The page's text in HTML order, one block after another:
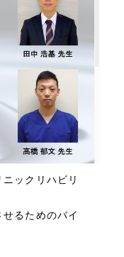
ニックリハビリ
せるためのバイ